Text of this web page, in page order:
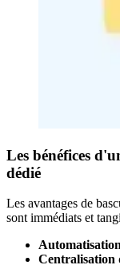
Les bénéfices
dédié
Les avantages de
sont immédiats et
Centralisation